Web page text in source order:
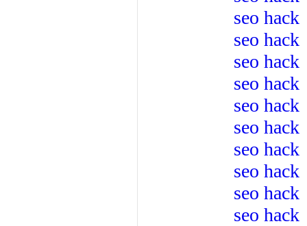
seo hack
seo hack
seo hack
seo hack
seo hack
seo hack
seo hack
seo hack
seo hack
seo hack